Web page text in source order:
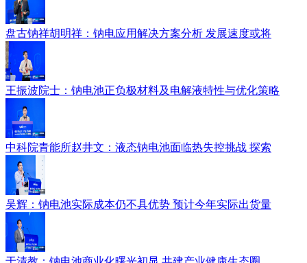
盘古钠祥胡明祥：钠电应用解决方案分析 发展速度或将
王振波院士：钠电池正负极材料及电解液特性与优化策略
中科院青能所赵井文：液态钠电池面临热失控挑战 探索
吴辉：钠电池实际成本仍不具优势 预计今年实际出货量